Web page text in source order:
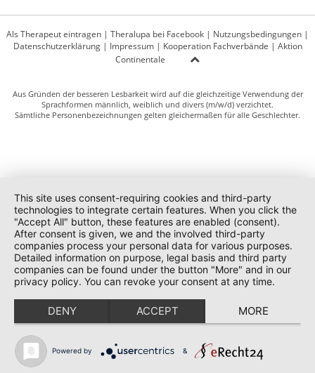
Als Therapeut eintragen | Theralupa bei Facebook | Nutzungsbedingungen |
Datenschutzerklärung| Impressum| Kooperation Fachverbände | Aktion
Continentale
Aus Gründen der besseren Lesbarkeit wird auf die gleichzeitige Verwendung der
Sprachformen männlich, weiblich und divers (m/w/d) verzichtet.
Sämtliche Personenbezeichnungen gelten gleichermaßen für alle Geschlechter.
This site uses consent-requiring cookies and third-party
technologies to integrate certain features. When you click the
"Accept All" button, these features are enabled (consent).
After consent is given, we and the involved third-party
companies process your personal data for various purposes.
Detailed information on purpose, legal basis and third party
companies can be found under the button "More" and in our
privacy policy. You can revoke your consent at any time.
DENY ACCEPT MORE
Powered by &